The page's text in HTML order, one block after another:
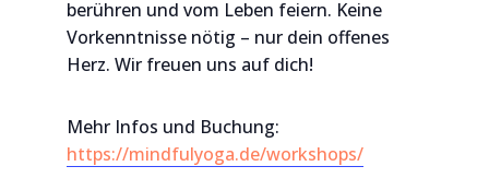
berühren und vom Leben feiern. Keine
Vorkenntnisse nötig – nur dein offenes
Herz. Wir freuen uns auf dich!
Mehr Infos und Buchung:
https://mindfulyoga.de/workshops/